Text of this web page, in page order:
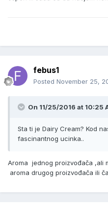
febus1
Posted November 25,
On 11/25/2016 at 10:25
Sta ti je Dairy Cream? Kod
fascinantnog ucinka..
Aroma jednog proizvođača ,ali
aroma drugog proizvođača ili